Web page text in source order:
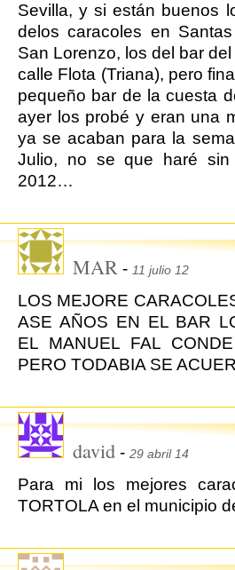
Sevilla, y si están buenos
delos caracoles en
San Lorenzo, los del bar
calle Flota (Triana), pero
pequeño bar de la cuesta
ayer los probé y eran una
ya se acaban para la
Julio, no se que haré sin
2012…
MAR - 11 julio 12
LOS MEJORE
ASE AÑOS EN EL BAR
EL MANUEL FAL
PERO TODABIA SE
david - 29 abril 14
Para mi los mejores
TORTOLA en el municipio